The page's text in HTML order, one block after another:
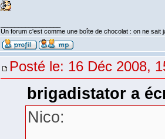
Un forum c'est comme une boîte de chocolat : on ne sait
Posté le: 16 Déc 2008,
brigadistator a
Nico: